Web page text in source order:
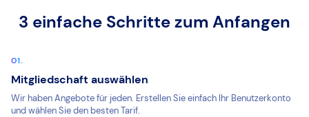
3 einfache Schritte zum Anfangen
Mitgliedschaft auswählen
Wir haben Angebote für jeden. Erstellen Sie einfach Ihr Benutzerkonto
und wählen Sie den besten Tarif.